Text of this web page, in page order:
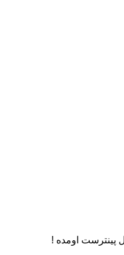
پینترست اومده !